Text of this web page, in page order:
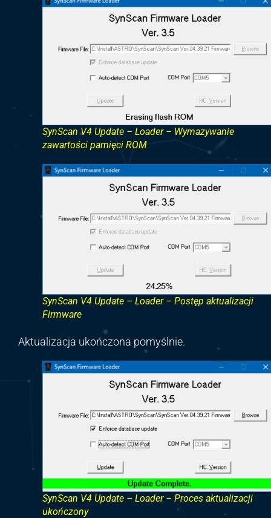
SynScan V4 Update – Loader – Wymazywanie
zawartości pamięci ROM
SynScan V4 Update – Loader – Postęp aktualizacji
Firmware
Aktualizacja ukończona pomyślnie.
SynScan V4 Update – Loader – Proces aktualizacji
ukończony